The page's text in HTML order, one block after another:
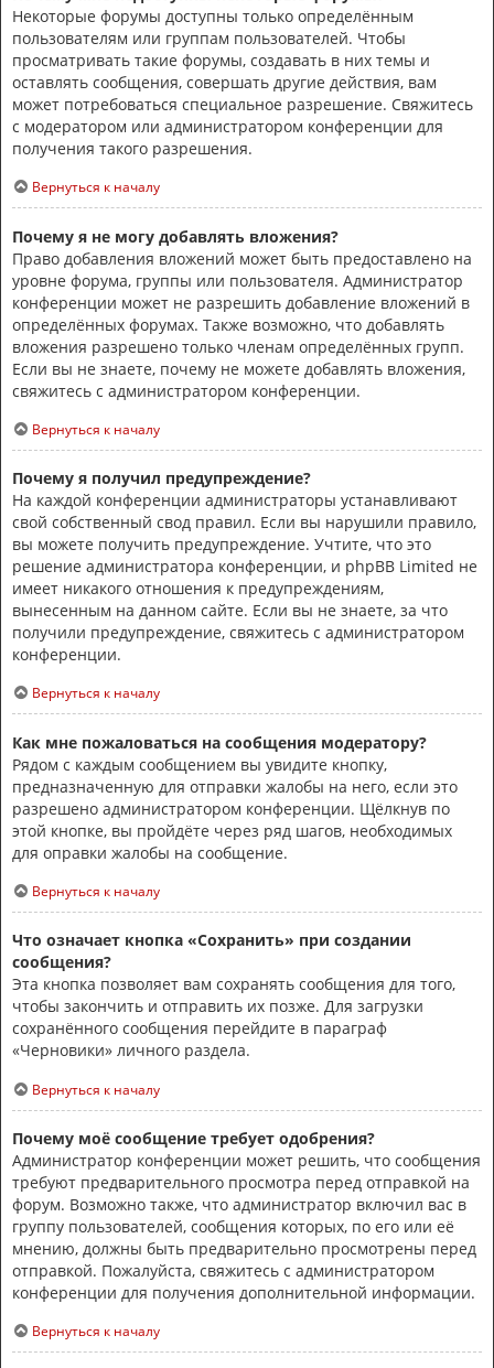
Некоторые форумы доступны только определённым
пользователям или группам пользователей. Чтобы
просматривать такие форумы, создавать в них темы и
оставлять сообщения, совершать другие действия, вам
может потребоваться специальное разрешение. Свяжитесь
с модератором или администратором конференции для
получения такого разрешения.
Вернуться к началу
Почему я не могу добавлять вложения?
Право добавления вложений может быть предоставлено на
уровне форума, группы или пользователя. Администратор
конференции может не разрешить добавление вложений в
определённых форумах. Также возможно, что добавлять
вложения разрешено только членам определённых групп.
Если вы не знаете, почему не можете добавлять вложения,
свяжитесь с администратором конференции.
Вернуться к началу
Почему я получил предупреждение?
На каждой конференции администраторы устанавливают
свой собственный свод правил. Если вы нарушили правило,
вы можете получить предупреждение. Учтите, что это
решение администратора конференции, и phpBB Limited не
имеет никакого отношения к предупреждениям,
вынесенным на данном сайте. Если вы не знаете, за что
получили предупреждение, свяжитесь с администратором
конференции.
Вернуться к началу
Как мне пожаловаться на сообщения модератору?
Рядом с каждым сообщением вы увидите кнопку,
предназначенную для отправки жалобы на него, если это
разрешено администратором конференции. Щёлкнув по
этой кнопке, вы пройдёте через ряд шагов, необходимых
для оправки жалобы на сообщение.
Вернуться к началу
Что означает кнопка «Сохранить» при создании
сообщения?
Эта кнопка позволяет вам сохранять сообщения для того,
чтобы закончить и отправить их позже. Для загрузки
сохранённого сообщения перейдите в параграф
«Черновики» личного раздела.
Вернуться к началу
Почему моё сообщение требует одобрения?
Администратор конференции может решить, что сообщения
требуют предварительного просмотра перед отправкой на
форум. Возможно также, что администратор включил вас в
группу пользователей, сообщения которых, по его или её
мнению, должны быть предварительно просмотрены перед
отправкой. Пожалуйста, свяжитесь с администратором
конференции для получения дополнительной информации.
Вернуться к началу